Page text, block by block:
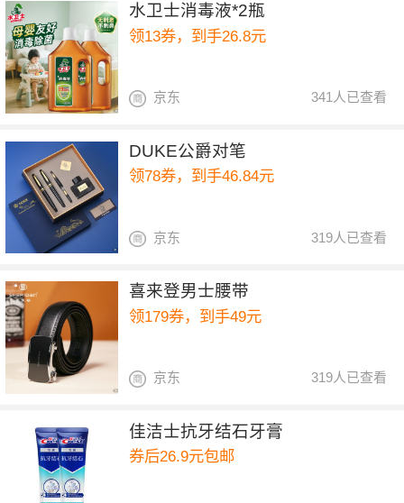
水卫士消毒液*2瓶
领13券，到手26.8元
341人已查看
京东
DUKE公爵对笔
领78券，到手46.84元
319人已查看
京东
喜来登男士腰带
领179券，到手49元
319人已查看
京东
佳洁士抗牙结石牙膏
券后26.9元包邮